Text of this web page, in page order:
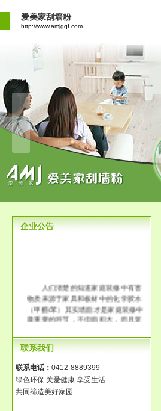
爱美家刮墙粉
http://www.amjgqf.com
企业公告
人们清楚的知道家庭装修中有害
物质来源于家具和板材中的化学胶水
（甲醛/苯）其实墙面才是家庭装修中
最重要的环节，不但面积大，而且笼
量的化学胶水，它的释放时间长达3-8
年，长时间在一个污染的环境中生
联系我们
联系电话： 0412-8889399
绿色环保 关爱健康 享受生活
共同缔造美好家园